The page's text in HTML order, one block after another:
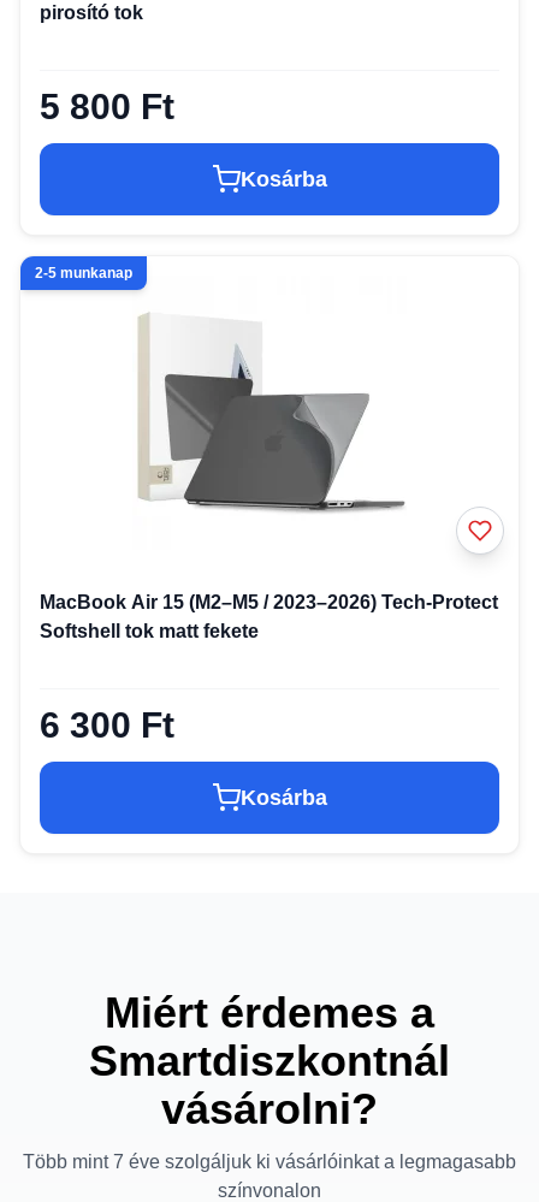
pirosító tok
5 800 Ft
Kosárba
2-5 munkanap
MacBook Air 15 (M2–M5 / 2023–2026) Tech-Protect
Softshell tok matt fekete
6 300 Ft
Kosárba
Miért érdemes a
Smartdiszkontnál
vásárolni?
Több mint 7 éve szolgáljuk ki vásárlóinkat a legmagasabb
színvonalon